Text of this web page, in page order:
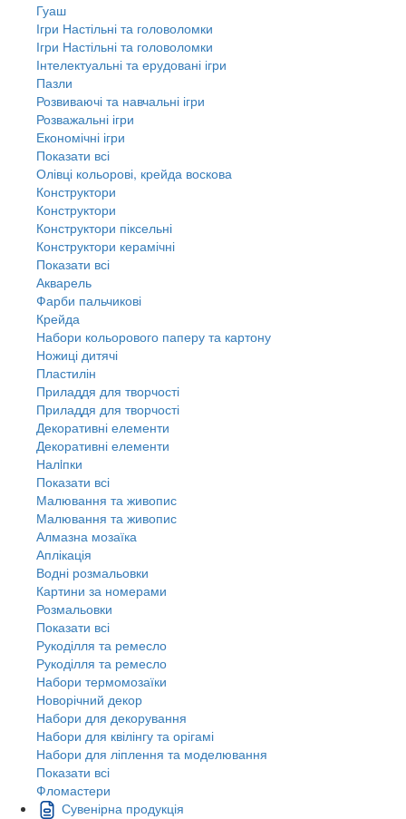
Гуаш
Ігри Настільні та головоломки
Ігри Настільні та головоломки
Інтелектуальні та ерудовані ігри
Пазли
Розвиваючі та навчальні ігри
Розважальні ігри
Економічні ігри
Показати всі
Олівці кольорові, крейда воскова
Конструктори
Конструктори
Конструктори піксельні
Конструктори керамічні
Показати всі
Акварель
Фарби пальчикові
Крейда
Набори кольорового паперу та картону
Ножиці дитячі
Пластилін
Приладдя для творчості
Приладдя для творчості
Декоративні елементи
Декоративні елементи
Налiпки
Показати всі
Малювання та живопис
Малювання та живопис
Алмазна мозаїка
Аплікація
Водні розмальовки
Картини за номерами
Розмальовки
Показати всі
Рукоділля та ремесло
Рукоділля та ремесло
Набори термомозаїки
Новорічний декор
Набори для декорування
Набори для квілінгу та орігамі
Набори для ліплення та моделювання
Показати всі
Фломастери
Сувенірна продукція